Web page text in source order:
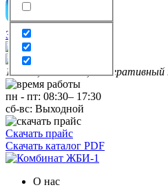
Заказать звонок
111399, г. Москва,
пн - пт: 08:30– 17:30
сб-вс: Выходной
Скачать прайс
Скачать каталог PDF
О нас